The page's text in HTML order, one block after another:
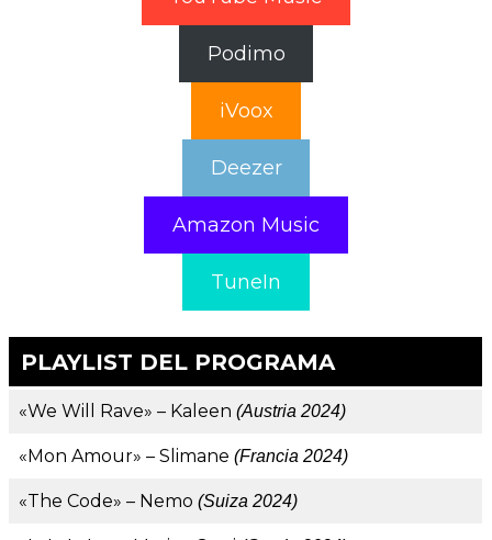
Podimo
iVoox
Deezer
Amazon Music
TuneIn
PLAYLIST DEL PROGRAMA
«We Will Rave» – Kaleen (Austria 2024)
«Mon Amour» – Slimane (Francia 2024)
«The Code» – Nemo (Suiza 2024)